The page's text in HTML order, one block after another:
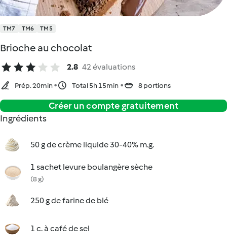
TM7 TM6 TM5
Brioche au chocolat
2.8 42 évaluations
Prép. 20min Total 5h 15min 8 portions
Créer un compte gratuitement
Ingrédients
50 g de crème liquide 30-40% m.g.
1 sachet levure boulangère sèche
(8 g)
250 g de farine de blé
1 c. à café de sel